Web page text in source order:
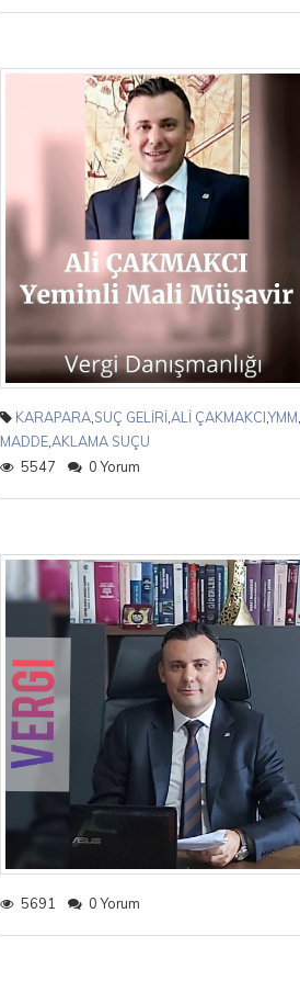
KARAPARA, SUÇ GELİRİ,ALİ ÇAKMAKCI,YMM
MADDE,AKLAMA SUÇU
5547
0 Yorum
5691 0 Yorum